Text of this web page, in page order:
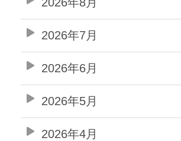
2026年7月
2026年6月
2026年5月
2026年4月